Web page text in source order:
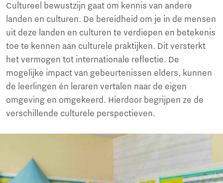
Cultureel bewustzijn gaat om kennis van andere
landen en culturen. De bereidheid om je in de mensen
uit deze landen en culturen te verdiepen en betekenis
toe te kennen aan culturele praktijken. Dit versterkt
het vermogen tot internationale reflectie. De
mogelijke impact van gebeurtenissen elders, kunnen
de leerlingen én leraren vertalen naar de eigen
omgeving en omgekeerd. Hierdoor begrijpen ze de
verschillende culturele perspectieven.